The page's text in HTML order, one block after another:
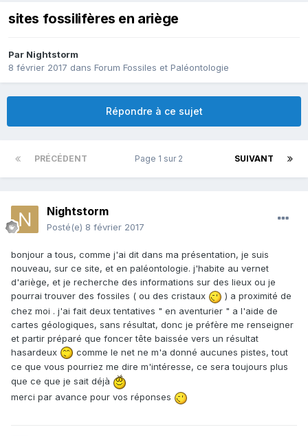
sites fossilifères en ariège
Par Nightstorm
8 février 2017 dans Forum Fossiles et Paléontologie
Répondre à ce sujet
PRÉCÉDENT SUIVANT
Page 1 sur 2
Nightstorm
Posté(e) 8 février 2017
bonjour a tous, comme j'ai dit dans ma présentation, je suis
nouveau, sur ce site, et en paléontologie. j'habite au vernet
d'ariège, et je recherche des informations sur des lieux ou je
pourrai trouver des fossiles ( ou des cristaux
) a proximité de
chez moi . j'ai fait deux tentatives " en aventurier " a l'aide de
cartes géologiques, sans résultat, donc je préfère me renseigner
et partir préparé que foncer tête baissée vers un résultat
hasardeux
comme le net ne m'a donné aucunes pistes, tout
ce que vous pourriez me dire m'intéresse, ce sera toujours plus
que ce que je sait déjà
merci par avance pour vos réponses